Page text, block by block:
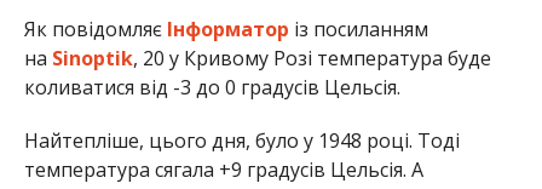
Як повідомляє Інформатор із посиланням
на Sinoptik, 20 у Кривому Розі температура буде
коливатися від -3 до 0 градусів Цельсія.
Найтепліше, цього дня, було у 1948 році. Тоді
температура сягала +9 градусів Цельсія. А